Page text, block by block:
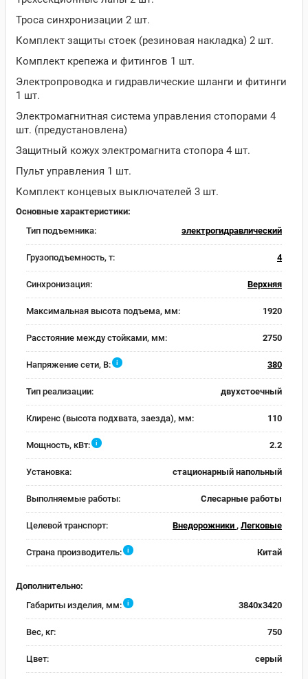
Троса синхронизации 2 шт.
Комплект защиты стоек (резиновая накладка) 2 шт.
Комплект крепежа и фитингов 1 шт.
Электропроводка и гидравлические шланги и фитинги
1 шт.
Электромагнитная система управления стопорами 4
шт. (предустановлена)
Защитный кожух электромагнита стопора 4 шт.
Пульт управления 1 шт.
Комплект концевых выключателей 3 шт.
Основные характеристики:
Тип подъемника:
электрогидравлический
Грузоподъемность, т: 4
Синхронизация: Верхняя
Максимальная высота подъема, мм: 1920
Расстояние между стойками, мм: 2750
Напряжение сети, В: i 380
Тип реализации: двухстоечный
Клиренс (высота подхвата, заезда), мм: 110
Мощность, кВт: i 2.2
Установка: стационарный напольный
Выполняемые работы: Слесарные работы
Целевой транспорт: Внедорожники , Легковые
Страна производитель: i Китай
Дополнительно:
Габариты изделия, мм:
i 3840x3420
Вес, кг: 750
Цвет: серый